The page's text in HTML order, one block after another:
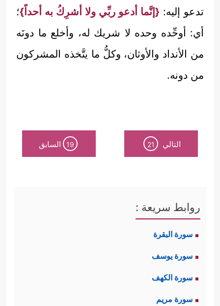
تدعو إليه: {إنَّما أدعو ربِّي ولا أشرِكُ به أحداً}؛
أي: أوحِّده وحده لا شريك له، وأخلع ما دونَه
من الأنداد والأوثان، وكلُّ ما يتَّخذه المشركون
من دونه.
التالي 21
19 السابق
روابط سريعة :
سورة البقرة
سورة يوسف
سورة الكهف
سورة مريم